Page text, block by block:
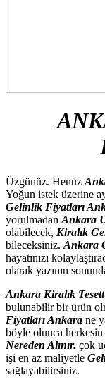
Üzgünüz. Henüz
Yoğun istek üzerine
Gelinlik Fiyatları
yorulmadan Ankara
olabilecek, Kiralık
bileceksiniz. Ankara
hayatınızı
olarak yazının
Ankara Kiralık
bulunabilir bir ürün
Fiyatları Ankara ne
böyle olunca herkesin
Nereden Alınır. çok
işi en az maliyetle
sağlayabilirsiniz.